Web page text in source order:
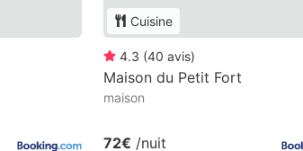
Cuisine
4.3 (40 avis)
Maison du Petit Fort
maison
72€ /nuit